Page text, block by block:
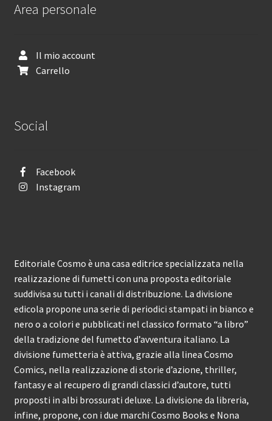
Area personale
Il mio account
Carrello
Social
Facebook
Instagram
Editoriale Cosmo è una casa editrice specializzata nella
realizzazione di fumetti con una proposta editoriale
suddivisa su tutti i canali di distribuzione. La divisione
edicola propone una serie di periodici stampati in bianco e
nero o a colori e pubblicati nel classico formato “a libro”
della tradizione del fumetto d’avventura italiano. La
divisione fumetteria è attiva, grazie alla linea Cosmo
Comics, nella realizzazione di storie d’azione, thriller,
fantasy e al recupero di grandi classici d’autore, tutti
proposti in albi brossurati deluxe. La divisione da libreria,
infine, propone, con i due marchi Cosmo Books e Nona